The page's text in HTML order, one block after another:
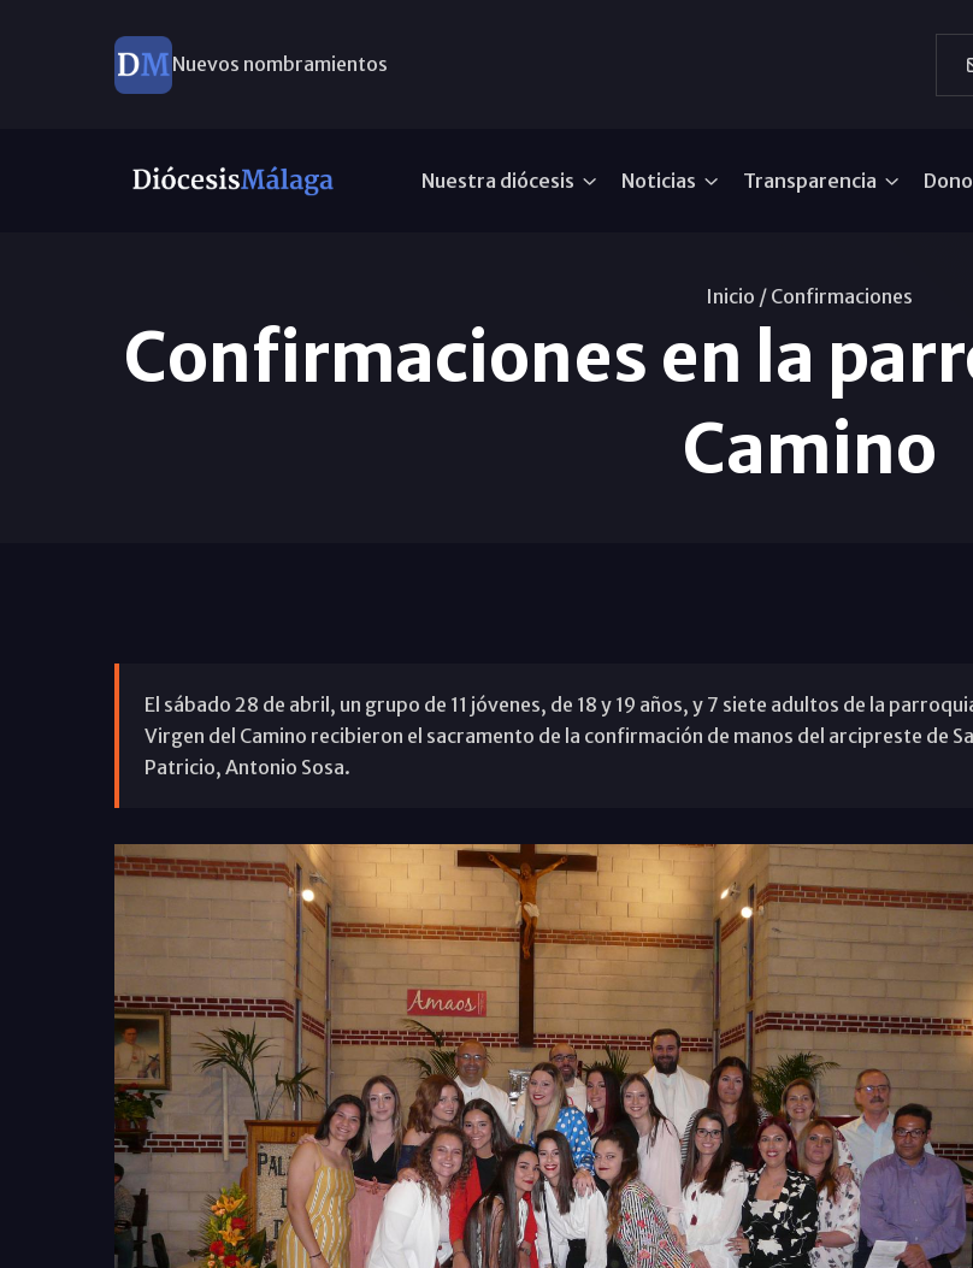
Nuevos nombramientos
Nuestra diócesis Noticias Transparencia
Inicio / Confirmaciones
Confirmaciones en la
Camino
El sábado 28 de abril, un grupo de 11 jóvenes, de 18 y 19 años, y 7 siete adultos de la
Virgen del Camino recibieron el sacramento de la confirmación de manos del arcipreste de
Patricio, Antonio Sosa.